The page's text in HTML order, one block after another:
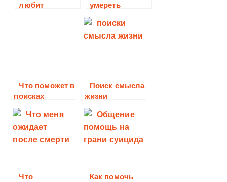
любит
умереть
исследование
Что поможет в
поисках
ответов на
смысл жизни
Поиск смысла
жизни
Что
Как помочь